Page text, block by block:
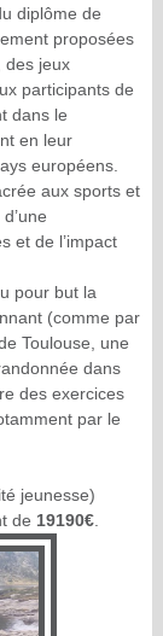
diplôme de
proposées
des jeux
participants de
dans le
en leur
européens.
aux sports et
et de l’impact
pour but la
(comme par
Toulouse, une
dans
des exercices
par le
jeunesse)
de 19190€.